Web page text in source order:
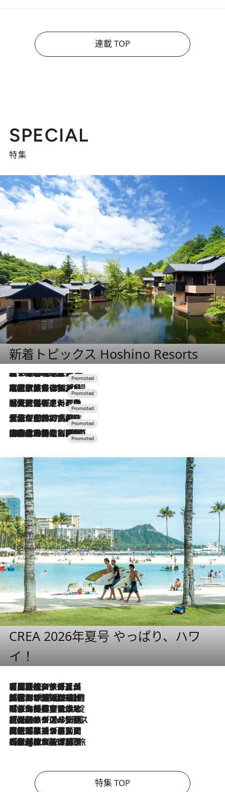
連載 TOP
SPECIAL
特集
新着トピックス Hoshino Resorts
2026.8.7
【トンボの足水浴】ヒノキの香りに包まれて涼感マックス！約13℃の湧水かけ流しを避暑地「星野温泉 トンボの湯」で体験
2026.7.31
【ホテル帰省】という選択肢をOMOが提案。家族とほどよい距離を保つには「昼は実家、夜は気兼ねなくホテルで！」
2026.7.24
【夏限定ディナーコース】旬を迎える稚鮎や花ズッキーニなどをイタリア・トスカーナの郷土料理の手法で満喫！
2026.7.17
「土佐和ハーブかき氷」がOMO7高知に登場！生姜、山椒、大葉など目にも舌にも涼を呼ぶ郷土の味
2026.7.10
NEW OPEN！【界 草津】名湯の地に誕生。趣の異なる2種の温泉と上州ならではの会席・蕎麦割烹など美食を味わう究極の癒やし旅
CREA 2026年夏号 やっぱり、ハワ
イ！
2026.8.7
【厳選旅コスメ】「多機能アイテムがメイン！」旅好き美容エディターが選んだ夏旅ベストコスメを発表【Mサイズジップ】
2026.8.6
「荷物が増えるほど旅ストレスは増す」美容ジャーナリストがたどり着いた最終結論。“化粧品を劇的に減らす”感動の凝縮美容とは
2026.8.6
「旅先には金髪ウィッグを持参」日本と同じメイクでは損してる!? 美容ジャーナリストが提案する“掟破りの旅美容”とは
2026.8.6
【厳選旅コスメ】「身軽さ＆UV対策重視！」ヘアアーティストshucoが選んだ夏旅ベストコスメを発表【Mサイズジップ】
2026.8.5
【厳選旅コスメ】国内をあちこち移動する河井菜摘が選んだ夏旅ベストコスメ発表！「リラックスアイテムはマスト」【Mサイズジップ】
2026.8.4
【厳選旅コスメ】「紫外線＆乾燥対策しながらメイク感も！」ヘア＆メイクGeorgeが選んだ夏旅ベストコスメを発表！【Mサイズジップ】
特集 TOP